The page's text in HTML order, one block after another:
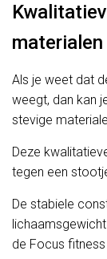
materialen
Als je weet dat
weegt, dan kan
stevige
Deze
tegen een
De stabiele
de Focus